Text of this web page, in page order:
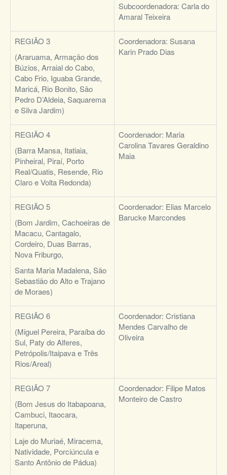
Subcoordenadora: Carla do
Amaral Teixeira
REGIÃO 3
(Araruama, Armação dos
Búzios, Arraial do Cabo,
Cabo Frio, Iguaba Grande,
Maricá, Rio Bonito, São
Pedro D’Aldeia, Saquarema
e Silva Jardim)
Coordenadora: Susana
Karin Prado Dias
REGIÃO 4
(Barra Mansa, Itatiaia,
Pinheiral, Piraí, Porto
Real/Quatis, Resende, Rio
Claro e Volta Redonda)
Coordenador: Maria
Carolina Tavares Geraldino
Maia
REGIÃO 5
(Bom Jardim, Cachoeiras de
Macacu, Cantagalo,
Cordeiro, Duas Barras,
Nova Friburgo,
Santa Maria Madalena, São
Sebastião do Alto e Trajano
de Moraes)
Coordenador: Elias Marcelo
Barucke Marcondes
REGIÃO 6
(Miguel Pereira, Paraíba do
Sul, Paty do Alferes,
Petrópolis/Itaipava e Três
Rios/Areal)
Coordenador: Cristiana
Mendes Carvalho de
Oliveira
REGIÃO 7
(Bom Jesus do Itabapoana,
Cambuci, Itaocara,
Itaperuna,
Laje do Muriaé, Miracema,
Natividade, Porciúncula e
Santo Antônio de Pádua)
Coordenador: Filipe Matos
Monteiro de Castro